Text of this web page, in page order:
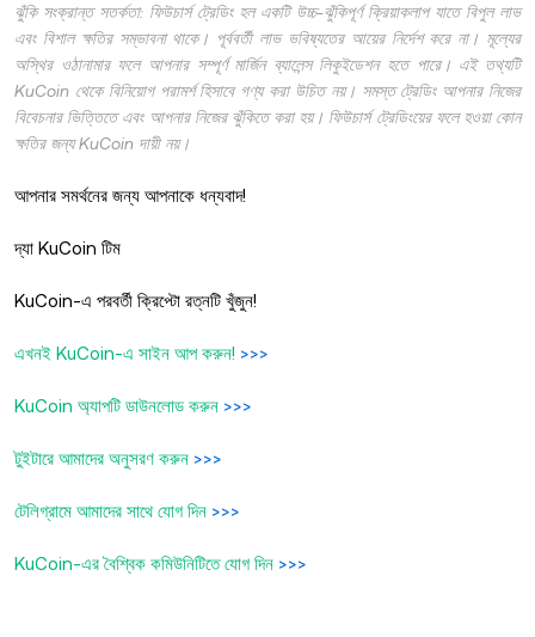
ঝুঁকি সংক্রান্ত সতর্কতা: ফিউচার্স ট্রেডিং হল একটি উচ্চ-ঝুঁকিপূর্ণ ক্রিয়াকলাপ যাতে বিপুল লাভ
এবং বিশাল ক্ষতির সম্ভাবনা থাকে। পূর্ববর্তী লাভ ভবিষ্যতের আয়ের নির্দেশ করে না। মূল্যের
অস্থির ওঠানামার ফলে আপনার সম্পূর্ণ মার্জিন ব্যালেন্স লিকুইডেশন হতে পারে। এই তথ্যটি
KuCoin থেকে বিনিয়োগ পরামর্শ হিসাবে গণ্য করা উচিত নয়। সমস্ত ট্রেডিং আপনার নিজের
বিবেচনার ভিত্তিতে এবং আপনার নিজের ঝুঁকিতে করা হয়। ফিউচার্স ট্রেডিংয়ের ফলে হওয়া কোন
ক্ষতির জন্য KuCoin দায়ী নয়।
আপনার সমর্থনের জন্য আপনাকে ধন্যবাদ!
দ্যা KuCoin টিম
KuCoin-এ পরবর্তী ক্রিপ্টো রত্নটি খুঁজুন!
এখনই KuCoin-এ সাইন আপ করুন! >>>
KuCoin অ্যাপটি ডাউনলোড করুন >>>
টুইটারে আমাদের অনুসরণ করুন >>>
টেলিগ্রামে আমাদের সাথে যোগ দিন >>>
KuCoin-এর বৈশ্বিক কমিউনিটিতে যোগ দিন >>>